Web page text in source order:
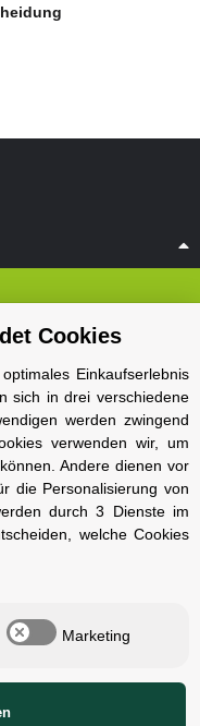
Cookies
Einkaufserlebnis
sich in drei verschiedene
werden zwingend
verwenden wir, um
Andere dienen vor
die Personalisierung von
durch 3 Dienste im
welche Cookies
Marketing